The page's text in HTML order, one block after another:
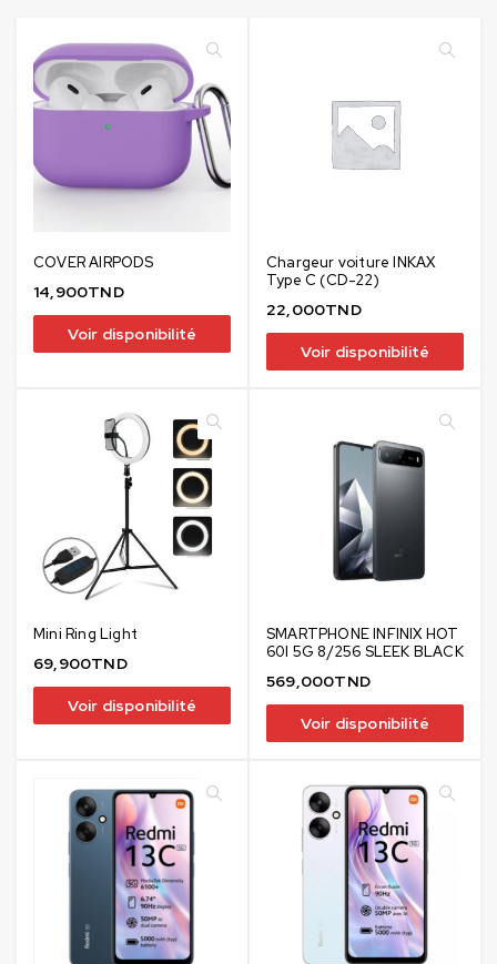
COVER AIRPODS
14,900TND
Voir disponibilité
Chargeur voiture INKAX
Type C (CD-22)
22,000TND
Voir disponibilité
Mini Ring Light
69,900TND
Voir disponibilité
SMARTPHONE INFINIX HOT
60I 5G 8/256 SLEEK BLACK
569,000TND
Voir disponibilité